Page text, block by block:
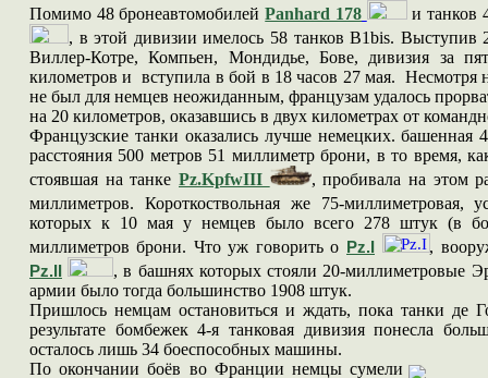
Помимо 48 бронеавтомобилейPanhard 178
и танков
, в этой дивизии имелось 58 танковB1bis. Выступив
Виллер-Котре, Компьен, Мондидье, Бове, дивизия за
километров и вступила в бой в 18 часов 27 мая. Несмотря
не был для немцев неожиданным, французам удалось
на 20 километров, оказавшись в двух километрах от
Французские танки оказались лучше немецких. башенная
расстояния 500 метров 51 миллиметр брони, в то время,
стоявшая на танке Pz.KpfwIII
, пробивала на этом
миллиметров. Короткоствольная же 75-миллиметровая,
которых к 10 мая у немцев было всего 278 штук (в
миллиметров брони. Что уж говорить о
Pz.I ,
Pz.II
, в башнях которых стояли 20-миллиметровые
армии было тогда большинство 1908 штук.
Пришлось немцам остановиться и ждать, пока танки де
результате бомбежек 4-я танковая дивизия понесла
осталось лишь 34 боеспособных машины.
По окончании боёв во Франции немцы сумели